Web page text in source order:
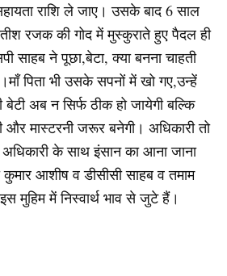
राशि ले जाए। उसके बाद 6 साल
रजक की गोद में मुस्कुराते हुए पैदल ही
साहब ने पूछा,बेटा, क्या बनना चाहती
पिता भी उसके सपनों में खो गए,उन्हें
अब न सिर्फ ठीक हो जायेगी बल्कि
मास्टरनी जरूर बनेगी। अधिकारी तो
के साथ इंसान का आना जाना
आशीष व डीसीसी साहब व तमाम
मुहिम में निस्वार्थ भाव से जुटे हैं।